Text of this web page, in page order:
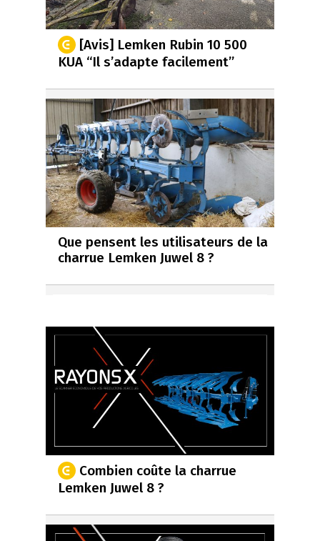
[Avis] Lemken Rubin 10 500
KUA “Il s’adapte facilement”
Que pensent les utilisateurs de la
charrue Lemken Juwel 8 ?
Combien coûte la charrue
Lemken Juwel 8 ?